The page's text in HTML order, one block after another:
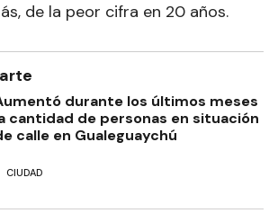
de la peor cifra en 20 años.
durante los últimos meses
cantidad de personas en situación
calle en Gualeguaychú
CIUDAD